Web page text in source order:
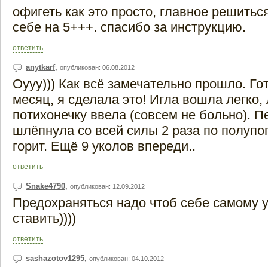
офигеть как это просто, главное
себе на 5+++. спасибо за инструкцию.
ответить
anytkarf, опубликован: 06.08.2012
Оууу))) Как всё замечательно прошло.
месяц, я сделала это! Игла вошла легко,
потихонечку ввела (совсем не больно).
шлёпнула со всей силы 2 раза по
горит. Ещё 9 уколов впереди..
ответить
Snake4790, опубликован: 12.09.2012
Предохраняться надо чтоб себе самому
ставить))))
ответить
sashazotov1295, опубликован: 04.10.2012